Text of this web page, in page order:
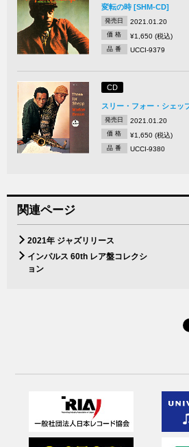
変転の時 [SHM-CD]
発売日 2021.01.20
価 格 ¥1,650 (税込)
品 番 UCCI-9379
CD
スリー・フォー・シェッ
発売日 2021.01.20
価 格 ¥1,650 (税込)
品 番 UCCI-9380
関連ページ
2021年 ジャズリリース
インパルス 60th レア盤コレクシ
ョン